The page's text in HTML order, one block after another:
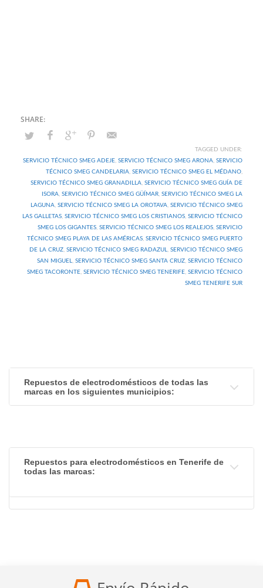
TAGGED UNDER:
SERVICIO TÉCNICO SMEG ADEJE, SERVICIO TÉCNICO SMEG ARONA, SERVICIO
TÉCNICO SMEG CANDELARIA, SERVICIO TÉCNICO SMEG EL MÉDANO,
SERVICIO TÉCNICO SMEG GRANADILLA, SERVICIO TÉCNICO SMEG GUÍA DE
ISORA, SERVICIO TÉCNICO SMEG GÜÍMAR, SERVICIO TÉCNICO SMEG LA
LAGUNA, SERVICIO TÉCNICO SMEG LA OROTAVA, SERVICIO TÉCNICO SMEG
LAS GALLETAS, SERVICIO TÉCNICO SMEG LOS CRISTIANOS, SERVICIO TÉCNICO
SMEG LOS GIGANTES, SERVICIO TÉCNICO SMEG LOS REALEJOS, SERVICIO
TÉCNICO SMEG PLAYA DE LAS AMÉRICAS, SERVICIO TÉCNICO SMEG PUERTO
DE LA CRUZ, SERVICIO TÉCNICO SMEG RADAZUL, SERVICIO TÉCNICO SMEG
SAN MIGUEL, SERVICIO TÉCNICO SMEG SANTA CRUZ, SERVICIO TÉCNICO
SMEG TACORONTE, SERVICIO TÉCNICO SMEG TENERIFE, SERVICIO TÉCNICO
SMEG TENERIFE SUR
Repuestos de electrodomésticos de todas las
marcas en los siguientes municipios:
Repuestos para electrodomésticos en Tenerife de
todas las marcas: